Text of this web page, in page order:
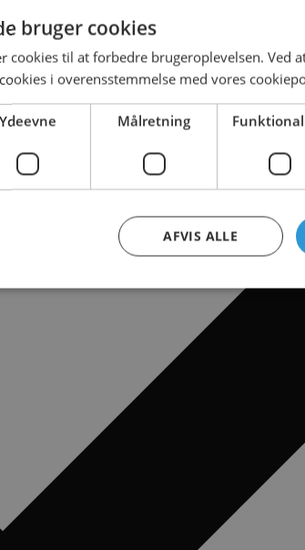
bruger cookies
cookies til at forbedre brugeroplevelsen. Ved
i overensstemmelse med vores
Ydeevne Målretning
AFVIS ALLE